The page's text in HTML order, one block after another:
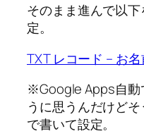
そのまま進んで以
定。
TXT レコード – お
※Google Apps自動
うに思うんだけど
で書いて設定。